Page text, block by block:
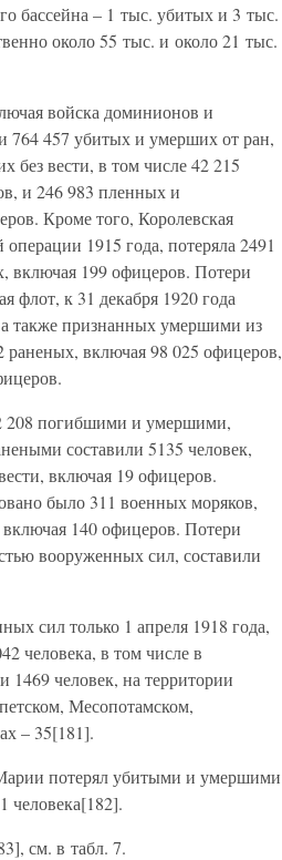
бассейна – 1 тыс. убитых и 3 тыс.
около 55 тыс. и около 21 тыс.
войска доминионов и
764 457 убитых и умерших от ран,
без вести, в том числе 42 215
и 246 983 пленных и
Кроме того, Королевская
1915 года, потеряла 2491
включая 199 офицеров. Потери
флот, к 31 декабря 1920 года
также признанных умершими из
раненых, включая 98 025 офицеров,
208 погибшими и умершими,
составили 5135 человек,
включая 19 офицеров.
было 311 военных моряков,
140 офицеров. Потери
вооруженных сил, составили
сил только 1 апреля 1918 года,
человека, в том числе в
человек, на территории
Месопотамском,
– 35[181].
потерял убитыми и умершими
человека[182].
см. в табл. 7.